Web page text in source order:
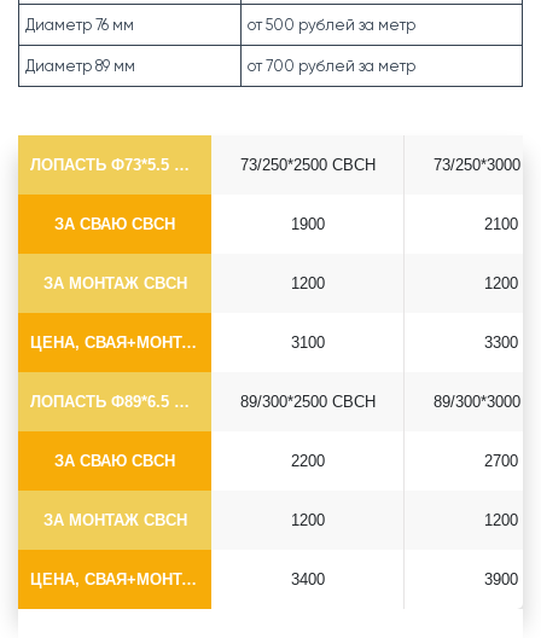
Диаметр 76 мм от 500 рублей за метр
Диаметр 89 мм от 700 рублей за метр
ЛОПАСТЬ Ф73*5.5 СВСН
ЗА СВАЮ СВСН
ЗА МОНТАЖ СВСН
ЦЕНА, СВАЯ+МОНТАЖ (БЕЗ ОГОЛОВКА)
73/250*2500 СВСН
1900
1200
3100
73/250*3000
2100
1200
3300
ЛОПАСТЬ Ф89*6.5 СВСН
ЗА СВАЮ СВСН
ЗА МОНТАЖ СВСН
ЦЕНА, СВАЯ+МОНТАЖ (БЕЗ ОГОЛОВКА)
89/300*2500 СВСН
2200
1200
3400
89/300*3000
2700
1200
3900